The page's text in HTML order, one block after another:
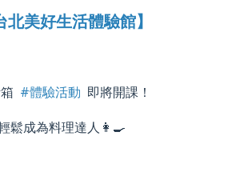
北美好生活體驗館】
#體驗活動 即將開課！
鬆成為料理達人👩‍🍳